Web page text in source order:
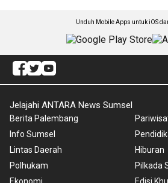
Unduh Mobile Apps untuk iOS
Jelajahi ANTARA News Sumsel
Berita Palembang
Info Sumsel
Lintas Daerah
Polhukam
Hiburan
Pilkada